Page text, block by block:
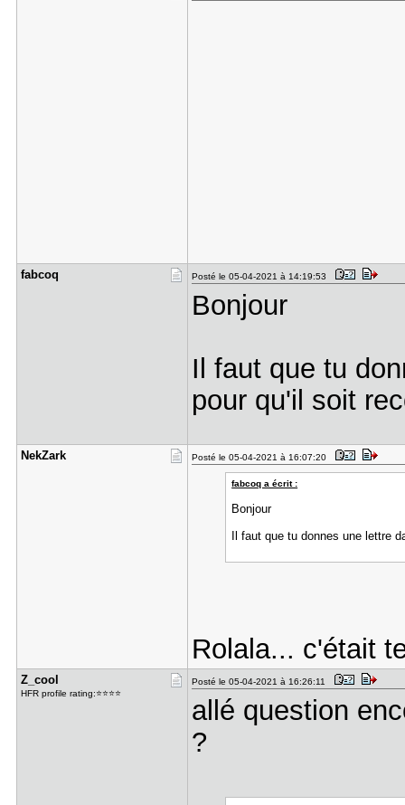
fabcoq Posté le 05-04-2021 à 14:19:53
Bonjour
Il faut que tu
pour qu'il soit
NekZark Posté le 05-04-2021 à 16:07:20
fabcoq a écrit :
Bonjour
Il faut que tu donnes une lettre
Rolala... c'était
Z_cool
HFR profile rating:⭐⭐⭐⭐
Posté le 05-04-2021 à 16:26:11
allé question
?